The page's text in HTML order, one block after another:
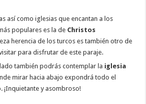
así como iglesias que encantan a los
populares es la de Christos
herencia de los turcos es también otro de
para disfrutar de este paraje.
también podrás contemplar la iglesia
mirar hacia abajo expondrá todo el
¡Inquietante y asombroso!